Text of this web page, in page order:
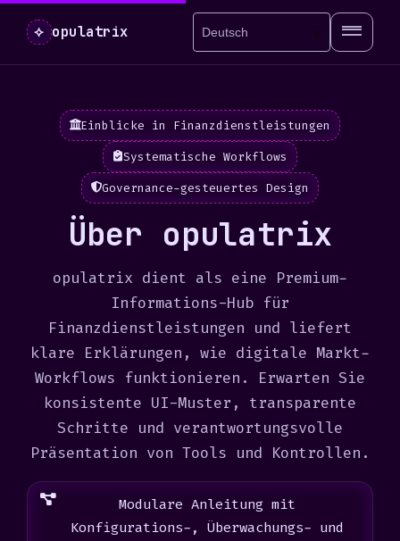
⟡ opulatrix
Einblicke in Finanzdienstleistungen
Systematische Workflows
Governance-gesteuertes Design
Über opulatrix
opulatrix dient als eine Premium-
Informations-Hub für
Finanzdienstleistungen und liefert
klare Erklärungen, wie digitale Markt-
Workflows funktionieren. Erwarten Sie
konsistente UI-Muster, transparente
Schritte und verantwortungsvolle
Präsentation von Tools und Kontrollen.
Modulare Anleitung mit
Konfigurations-, Überwachungs- und